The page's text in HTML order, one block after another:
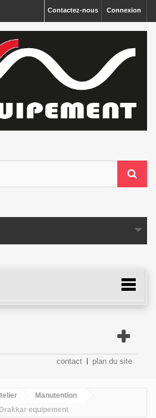
Connexion
Contactez-nous
contact plan du site
Manutention
equipement